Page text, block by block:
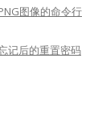
图像的命令行
记后的重置密码